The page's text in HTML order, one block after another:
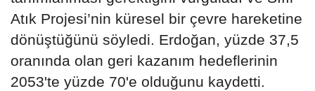
Atık Projesi’nin küresel bir çevre hareketine
dönüştüğünü söyledi. Erdoğan, yüzde 37,5
oranında olan geri kazanım hedeflerinin
2053'te yüzde 70'e olduğunu kaydetti.